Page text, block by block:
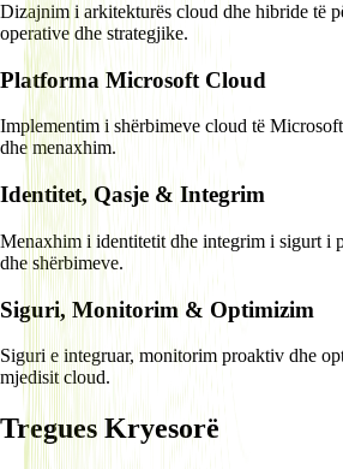
Dizajnim i arkitekturës cloud dhe hibride të
operative dhe strategjike.
Platforma Microsoft Cloud
Implementim i shërbimeve cloud të
dhe menaxhim.
Identitet, Qasje & Integrim
Menaxhim i identitetit dhe integrim i sigurt i
dhe shërbimeve.
Siguri, Monitorim & Optimizim
Siguri e integruar, monitorim proaktiv dhe
mjedisit cloud.
Tregues Kryesorë